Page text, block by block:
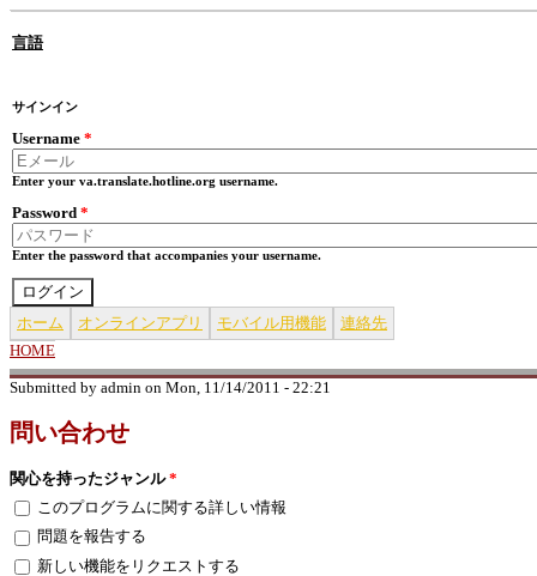
言語
サインイン
Username *
Enter your va.translate.hotline.org username.
Password *
Enter the password that accompanies your username.
ホーム オンラインアプリ モバイル用機能 連絡先
YOU ARE HERE
HOME
Submitted by admin on Mon, 11/14/2011 - 22:21
問い合わせ
関心を持ったジャンル*
このプログラムに関する詳しい情報
問題を報告する
新しい機能をリクエストする